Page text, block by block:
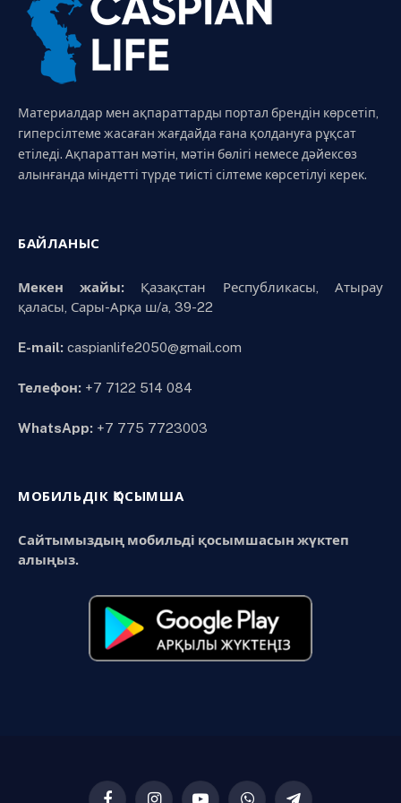
Материалдар мен ақпараттарды портал брендін көрсетіп,
гиперсілтеме жасаған жағдайда ғана қолдануға рұқсат
етіледі. Ақпараттан мәтін, мәтін бөлігі немесе дәйексөз
алынғанда міндетті түрде тиісті сілтеме көрсетілуі керек.
БАЙЛАНЫС
Мекен жайы:Қазақстан Республикасы, Атырау
қаласы, Сары-Арқа ш/а, 39-22
E-mail: caspianlife2050@gmail.com
Телефон: +7 7122 514 084
WhatsApp: +7 775 7723003
МОБИЛЬДІК ҚОСЫМША
Сайтымыздың мобильді қосымшасын жүктеп
алыңыз.